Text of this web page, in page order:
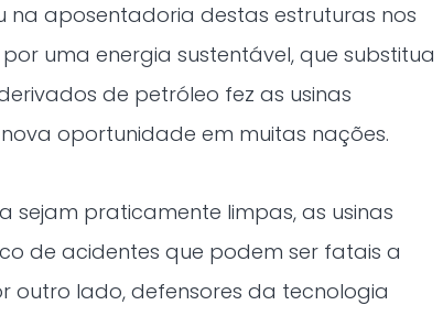
na aposentadoria destas estruturas nos
uma energia sustentável, que substitua
de petróleo fez as usinas
oportunidade em muitas nações.
sejam praticamente limpas, as usinas
de acidentes que podem ser fatais a
outro lado, defensores da tecnologia